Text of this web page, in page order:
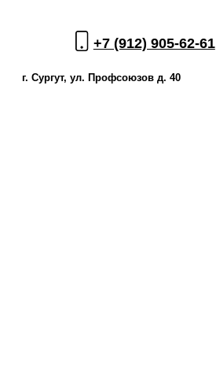
+7 (912) 905-62-61
г. Сургут, ул. Профсоюзов д. 40